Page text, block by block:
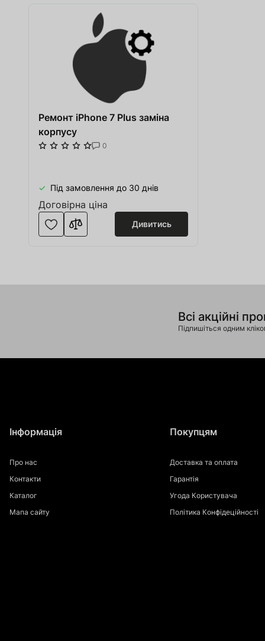
Ремонт iPhone 7 Plus заміна
корпусу
0
Під замовлення до 30 днів
Договірна ціна
Дивитись
Всі акційні
Підпишіться одним
Інформація
Про нас
Контакти
Каталог
Мапа сайту
Покупцям
Доставка та оплата
Гарантія
Угода Користувача
Політика Конфідеційності